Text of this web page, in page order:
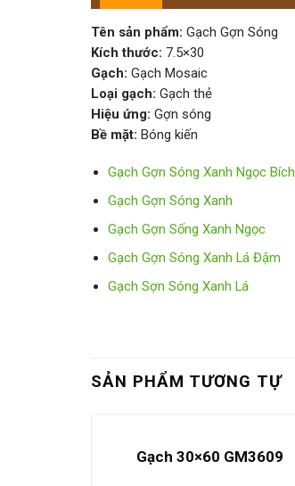
Tên sản phẩm: Gạch Gợn Sóng
Kích thước: 7.5×30
Gạch: Gạch Mosaic
Loại gạch: Gạch thẻ
Hiệu ứng: Gợn sóng
Bề mặt: Bóng kiến
Gạch Gợn Sóng Xanh Ngọc Bích
Gạch Gợn Sóng Xanh
Gạch Gợn Sống Xanh Ngọc
Gạch Gợn Sóng Xanh Lá Đậm
Gạch Sợn Sóng Xanh Lá
SẢN PHẨM TƯƠNG TỰ
Gạch 30×60 GM3609